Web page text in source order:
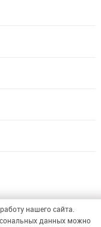
нашего сайта.
данных можно